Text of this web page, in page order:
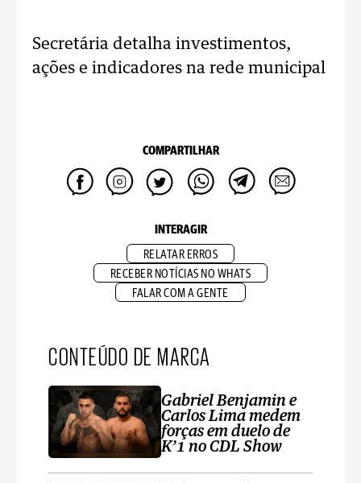
Secretária detalha investimentos,
ações e indicadores na rede municipal
COMPARTILHAR
INTERAGIR
RELATAR ERROS
RECEBER NOTÍCIAS NO WHATS
FALAR COM A GENTE
CONTEÚDO DE MARCA
Gabriel Benjamin e
Carlos Lima medem
forças em duelo de
K’1 no CDL Show